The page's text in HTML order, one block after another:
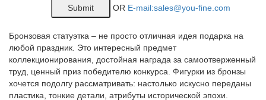
В основе коллекции фигурки животных в старинных костюмах.
Здесь Вы купите статуэтку собаки сэра, фигурку лягушки
..Постамент из дерева. Размер сувенира: 10х8х22 см.
Статуэтка «Символ газа» станет превосходным наградным
подарком работникам…
НПО ОСТИ Наградные статуэтки и фигуры на постаментах…
OR E-mail:sales@you-fine.com
Бронзовая статуэтка – не просто отличная идея подарка на
любой праздник. Это интересный предмет
коллекционирования, достойная награда за самоотверженный
труд, ценный приз победителю конкурса. Фигурки из бронзы
хочется подолгу рассматривать: настолько искусно переданы
пластика, тонкие детали, атрибуты исторической эпохи.